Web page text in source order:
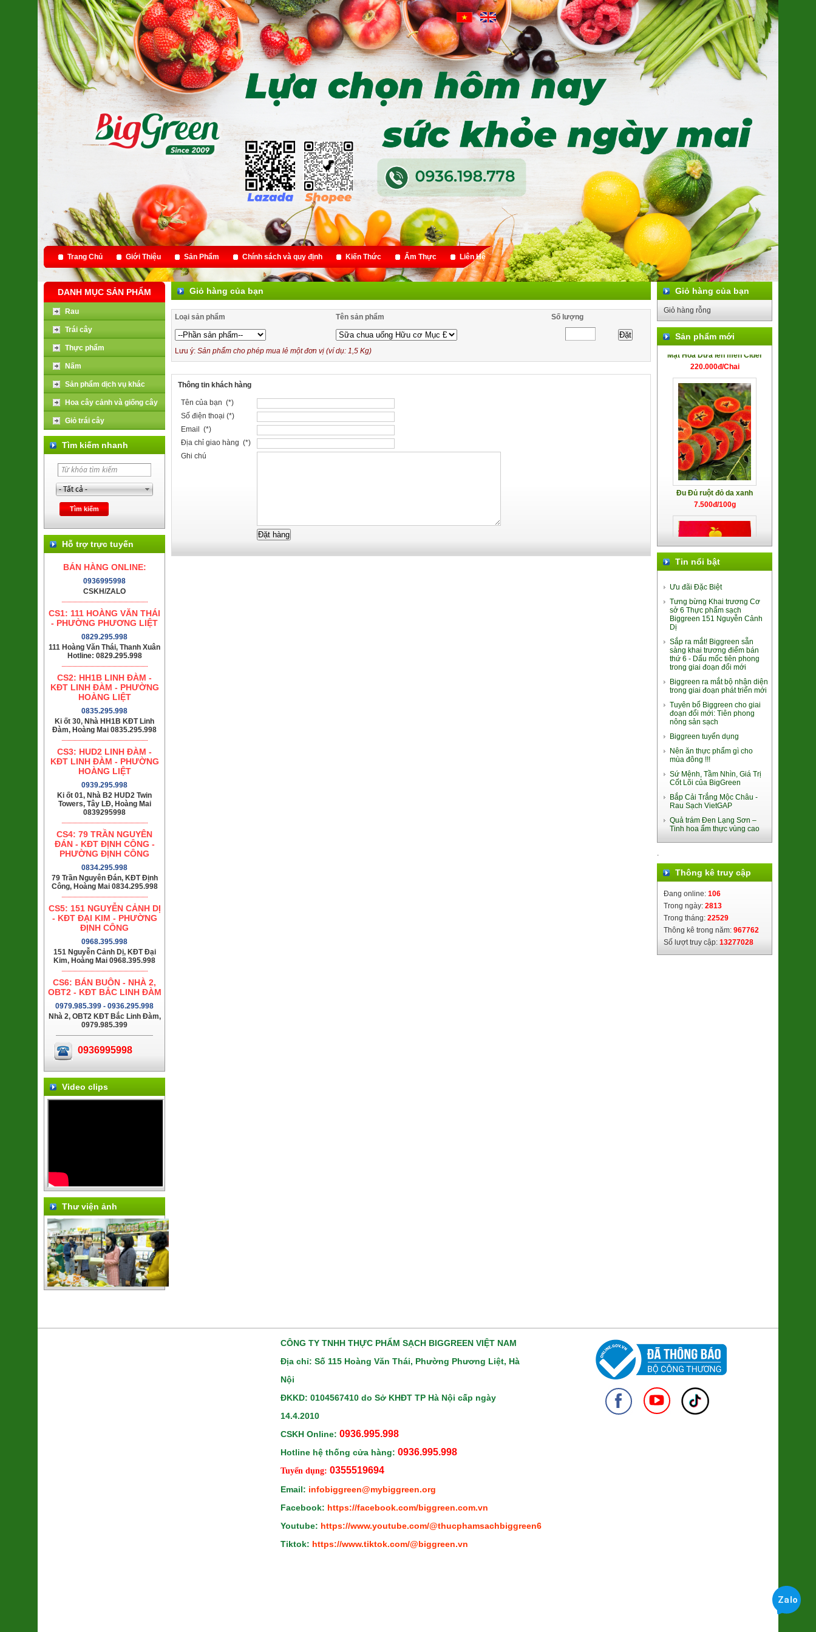
Trang Chủ Giới Thiệu Sản Phẩm Chính sách và quy định Kiến Thức Ẩm Thực Liên Hệ
DANH MỤC SẢN PHẨM
Rau
Trái cây
Thực phẩm
Nấm
Sản phẩm dịch vụ khác
Hoa cây cảnh và giống cây
Giỏ trái cây
Tìm kiếm nhanh
Hỗ trợ trực tuyến
BÁN HÀNG ONLINE:
0936995998
CSKH/ZALO
CS1: 111 HOÀNG VĂN THÁI
- PHƯỜNG PHƯƠNG LIỆT
0829.295.998
111 Hoàng Văn Thái, Thanh Xuân
Hotline: 0829.295.998
CS2: HH1B LINH ĐÀM -
KĐT LINH ĐÀM - PHƯỜNG
HOÀNG LIỆT
0835.295.998
Ki ốt 30, Nhà HH1B KĐT Linh
Đàm, Hoàng Mai 0835.295.998
CS3: HUD2 LINH ĐÀM -
KĐT LINH ĐÀM - PHƯỜNG
HOÀNG LIỆT
0939.295.998
Ki ốt 01, Nhà B2 HUD2 Twin
Towers, Tây LĐ, Hoàng Mai
0839295998
CS4: 79 TRẦN NGUYÊN
ĐÁN - KĐT ĐỊNH CÔNG -
PHƯỜNG ĐỊNH CÔNG
0834.295.998
79 Trần Nguyên Đán, KĐT Định
Công, Hoàng Mai 0834.295.998
CS5: 151 NGUYỄN CẢNH DỊ
- KĐT ĐẠI KIM - PHƯỜNG
ĐỊNH CÔNG
0968.395.998
151 Nguyễn Cảnh Dị, KĐT Đại
Kim, Hoàng Mai 0968.395.998
CS6: BÁN BUÔN - NHÀ 2,
OBT2 - KĐT BẮC LINH ĐÀM
0979.985.399 - 0936.295.998
Nhà 2, OBT2 KĐT Bắc Linh Đàm,
0979.985.399
0936995998
Video clips
Thư viện ảnh
Giỏ hàng của bạn
Loại sản phẩm Tên sản phẩm Số lượng
Lưu ý: Sản phẩm cho phép mua lẻ một đơn vị (ví dụ: 1,5 Kg)
Thông tin khách hàng
Tên của bạn (*)
Số điện thoại (*)
Email (*)
Địa chỉ giao hàng (*)
Ghi chú
Giỏ hàng của bạn
Giỏ hàng rỗng
Sản phẩm mới
Mật Hoa Dừa lên men Cider
Đu Đủ ruột đỏ da xanh
7.500đ/100g
Đào Thiên Sơn Uno
Bún Gạo Lứt sấy lạnh
85.000đ/Hộp
Mỳ Mug Nhật Bản
(4902105016091)
75.000đ/Gói
Tin nổi bật
Ưu đãi Đặc Biệt
Tưng bừng Khai trương Cơ
sở 6 Thực phẩm sạch
Biggreen 151 Nguyễn Cảnh
Dị
Sắp ra mắt! Biggreen sẵn
sàng khai trương điểm bán
thứ 6 - Dấu mốc tiên phong
trong giai đoạn đổi mới
Biggreen ra mắt bộ nhận diện
trong giai đoạn phát triển mới
Tuyên bố Biggreen cho giai
đoạn đổi mới: Tiên phong
nông sản sạch
Biggreen tuyển dụng
Nên ăn thực phẩm gì cho
mùa đông !!!
Sứ Mệnh, Tầm Nhìn, Giá Trị
Cốt Lõi của BigGreen
Bắp Cải Trắng Mộc Châu -
Rau Sạch VietGAP
Quả trám Đen Lạng Sơn –
Tinh hoa ẩm thực vùng cao
.
Thông kê truy cập
Đang online: 106
Trong ngày: 2813
Trong tháng: 22529
Thông kê trong năm: 967762
Số lượt truy cập: 13277028
CÔNG TY TNHH THỰC PHẨM SẠCH BIGGREEN VIỆT NAM
Địa chỉ: Số 115 Hoàng Văn Thái, Phường Phương Liệt, Hà
Nội
ĐKKD: 0104567410 do Sở KHĐT TP Hà Nội cấp ngày
14.4.2010
CSKH Online: 0936.995.998
Hotline hệ thống cửa hàng: 0936.995.998
Tuyển dụng: 0355519694
Email: infobiggreen@mybiggreen.org
Facebook: https://facebook.com/biggreen.com.vn
Youtube: https://www.youtube.com/@thucphamsachbiggreen6950
Tiktok: https://www.tiktok.com/@biggreen.vn